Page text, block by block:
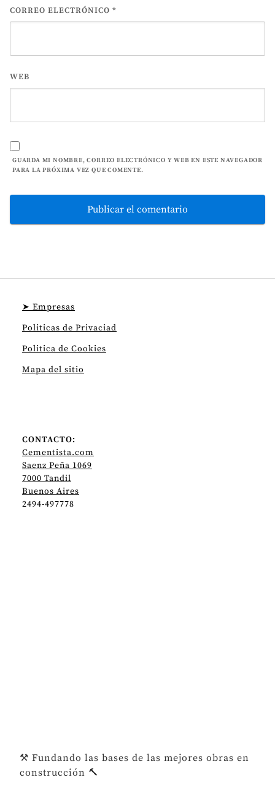
CORREO ELECTRÓNICO *
WEB
GUARDA MI NOMBRE, CORREO ELECTRÓNICO Y WEB EN ESTE NAVEGADOR
PARA LA PRÓXIMA VEZ QUE COMENTE.
➤ Empresas
Politicas de Privaciad
Politica de Cookies
Mapa del sitio
CONTACTO:
Cementista.com
Saenz Peña 1069
7000 Tandil
Buenos Aires
2494-497778
⚒️ Fundando las bases de las mejores obras en
construcción 🔨